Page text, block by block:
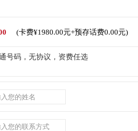
(卡费¥1980.00元+预存话费0.00元)
号码，无协议，资费任选